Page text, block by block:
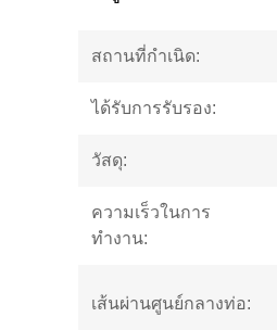
สถานที่กำเนิด:
ได้รับการรับรอง:
วัสดุ:
ความเร็วในการ
ทำงาน:
เส้นผ่านศูนย์กลางท่อ: